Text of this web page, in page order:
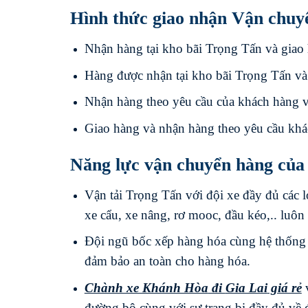
Hình thức giao nhận Vận
Nhận hàng tại kho bãi Trọng Tấn và
Hàng được nhận tại kho bãi Trọng Tấn
Nhận hàng theo yêu cầu của khách
Giao hàng và nhận hàng theo yêu cầu
Năng lực vận chuyển hàng
Vận tải Trọng Tấn với đội xe đầy đủ các
xe cẩu, xe nâng, rơ mooc, đầu kéo,..
Đội ngũ bốc xếp hàng hóa cùng hệ
đảm bảo an toàn cho hàng hóa.
Chành xe Khánh Hòa điGia Laigiá rẻ